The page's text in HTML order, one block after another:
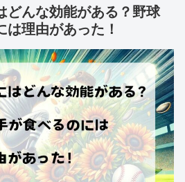
どんな効能がある？野球
理由があった！